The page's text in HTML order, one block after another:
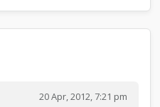
20 Apr, 2012, 7:21 pm